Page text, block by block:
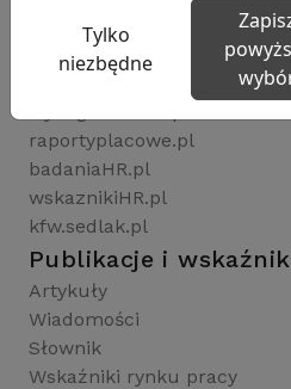
Rynekpracy.pl
raportyplacowe.pl
badaniaHR.pl
wskaznikiHR.pl
kfw.sedlak.pl
Publikacje i
Artykuły
Wiadomości
Słownik
Wskaźniki rynku pracy
Tylko
niezbędne